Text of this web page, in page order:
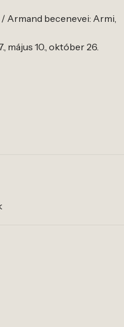
Armand becenevei: Armi,
május 10., október 26.